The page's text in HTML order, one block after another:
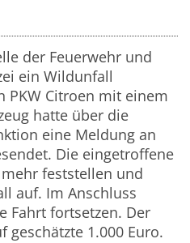
der Feuerwehr und
ein Wildunfall
PKW Citroen mit einem
hatte über die
eine Meldung an
Die eingetroffene
feststellen und
auf. Im Anschluss
Fahrt fortsetzen. Der
geschätzte 1.000 Euro.